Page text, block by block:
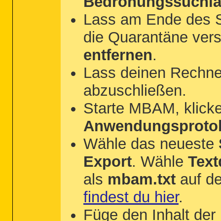
Lass am Ende des
die Quarantäne
entfernen.
Lass deinen
abzuschließen.
Starte MBAM,
Wähle das neueste
Export. Wähle
als mbam.txt auf
findest du hier.
Füge den Inhalt der